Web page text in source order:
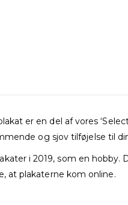
er en del af vores
og sjov tilføjelse til
i 2019, som en hobby.
at plakaterne kom online.